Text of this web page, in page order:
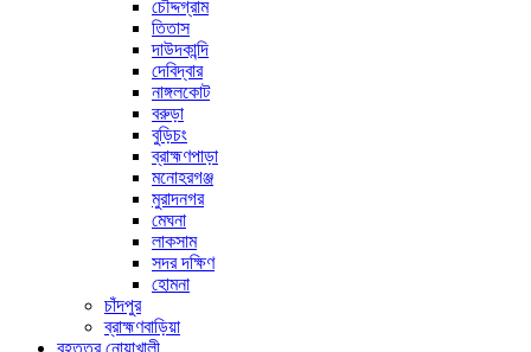
চৌদ্দগ্রাম
তিতাস
দাউদকান্দি
দেবিদ্বার
নাঙ্গলকোট
বরুড়া
বুড়িচং
ব্রাহ্মণপাড়া
মনোহরগঞ্জ
মুরাদনগর
মেঘনা
লাকসাম
সদর দক্ষিণ
হোমনা
চাঁদপুর
ব্রাহ্মণবাড়িয়া